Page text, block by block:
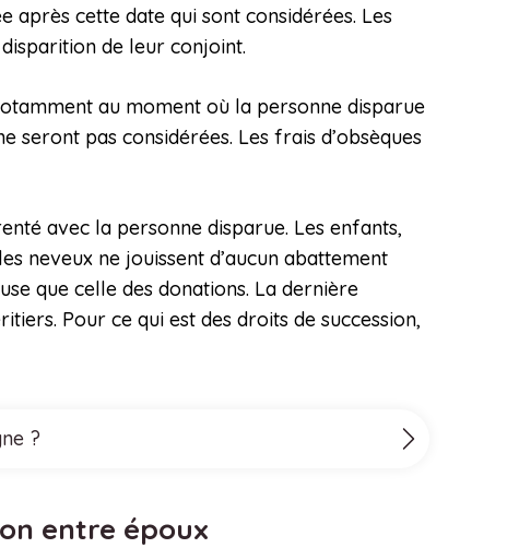
après cette date qui sont considérées. Les
de leur conjoint.
au moment où la personne disparue
seront pas considérées. Les frais d’obsèques
avec la personne disparue. Les enfants,
neveux ne jouissent d’aucun abattement
que celle des donations. La dernière
Pour ce qui est des droits de succession,
?
entre époux